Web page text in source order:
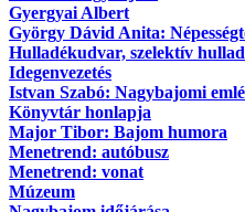
Gyergyai Albert
György Dávid Anita:
Hulladékudvar, szelektív
Idegenvezetés
Istvan Szabó: Nagybajomi
Könyvtár honlapja
Major Tibor: Bajom humora
Menetrend: autóbusz
Menetrend: vonat
Múzeum